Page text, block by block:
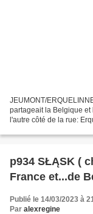
JEUMONT/
partageait la Belgique et
l'autre côté de la rue:
p934 SŁĄSK (
France et...de
Publié le 14/03/2023 à
Par alexregine